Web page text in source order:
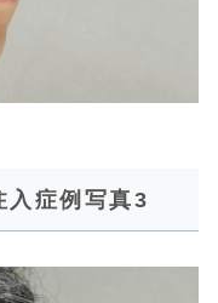
入症例写真3